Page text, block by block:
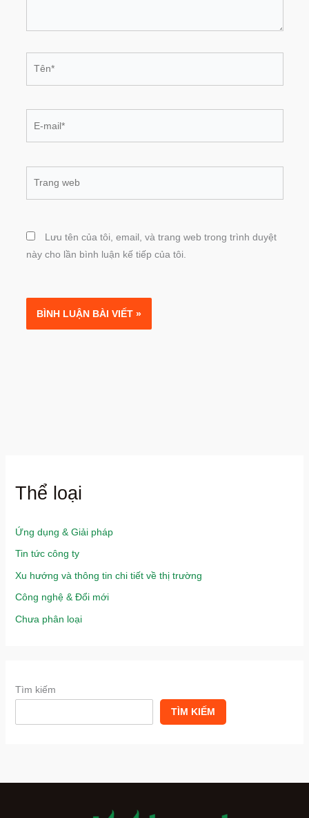
Thể loại
Ứng dụng & Giải pháp
Tin tức công ty
Xu hướng và thông tin chi tiết về thị trường
Công nghệ & Đổi mới
Chưa phân loại
Tìm kiếm
TÌM KIẾM
Lưu tên của tôi, email, và trang web trong trình duyệt
này cho lần bình luận kế tiếp của tôi.